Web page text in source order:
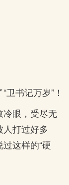
书记万岁”！
冷眼，受尽无
打过好多
这样的“硬